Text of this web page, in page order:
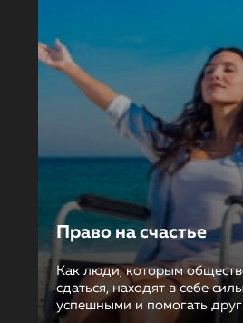
Право на счастье
Как люди, которым
сдаться, находят в себе
успешными и помогать